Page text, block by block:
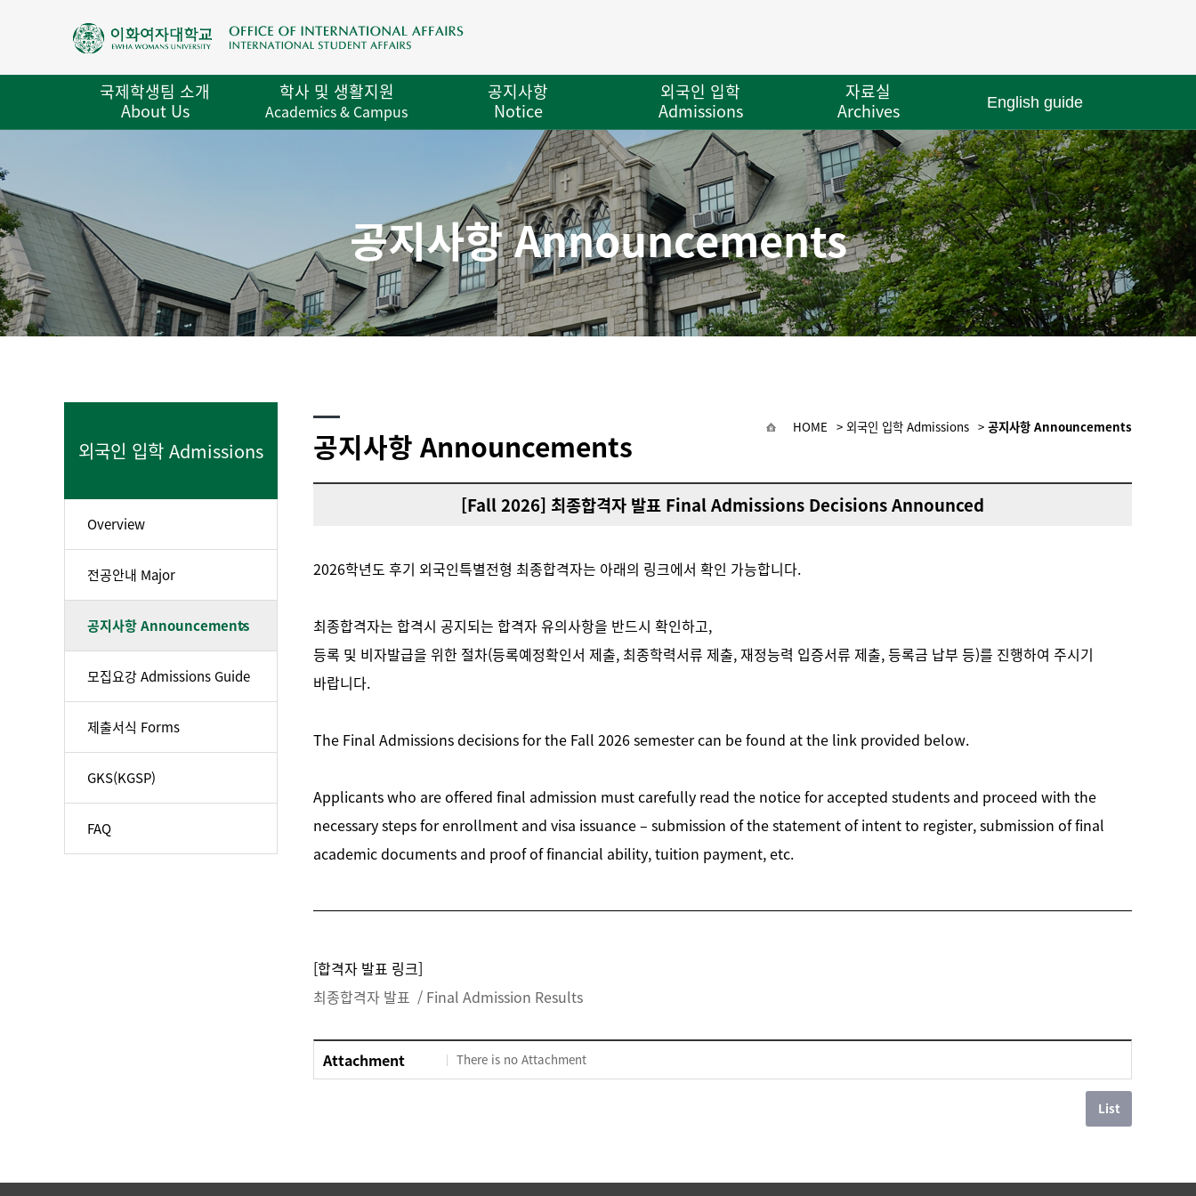
국제학생팀 소개
About Us
학사 및 생활지원
Academics & Campus
공지사항
Notice
외국인 입학
Admissions
자료실
Archives
English guide
공지사항 Announcements
외국인 입학 Admissions
Overview
전공안내 Major
공지사항 Announcements
모집요강 Admissions Guide
제출서식 Forms
GKS(KGSP)
FAQ
HOME > 외국인 입학 Admissions > 공지사항 Announcements
공지사항 Announcements
[Fall 2026] 최종합격자 발표 Final Admissions Decisions Announced
2026학년도 후기 외국인특별전형 최종합격자는 아래의 링크에서 확인 가능합니다.
최종합격자는 합격시 공지되는 합격자 유의사항을 반드시 확인하고,
등록 및 비자발급을 위한 절차(등록예정확인서 제출, 최종학력서류 제출, 재정능력 입증서류 제출, 등록금 납부 등)를 진행하여 주시기
바랍니다.
The Final Admissions decisions for the Fall 2026 semester can be found at the link provided below.
Applicants who are offered final admission must carefully read the notice for accepted students and proceed with the
necessary steps for enrollment and visa issuance – submission of the statement of intent to register, submission of final
academic documents and proof of financial ability, tuition payment, etc.
[합격자 발표 링크]
최종합격자 발표 / Final Admission Results
Attachment There is no Attachment